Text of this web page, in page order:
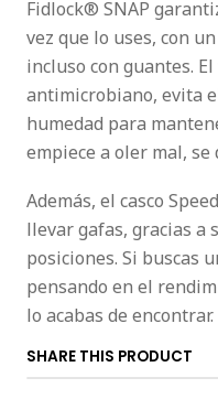
Fidlock® SNAP
vez que lo uses, con
incluso con guantes.
antimicrobiano, evita
humedad para
empiece a oler mal,
Además, el casco
llevar gafas, gracias a
posiciones. Si buscas
pensando en el
lo acabas de encontrar.
SHARE THIS PRODUCT